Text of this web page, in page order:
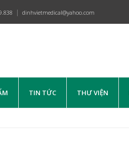
dinhvietmedical@yahoo.com
TIN TỨC THƯ VIỆN